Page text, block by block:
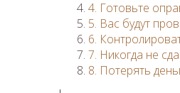
4. Готовьте
5. Вас будут
6.
7. Никогда не
8. Потерять